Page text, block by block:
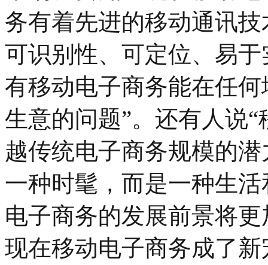
务有着先进的移动通讯
可识别性、可定位、易
有移动电子商务能在任
生意的问题”。还有人说
越传统电子商务规模的
一种时髦，而是一种生
电子商务的发展前景将
现在移动电子商务成了